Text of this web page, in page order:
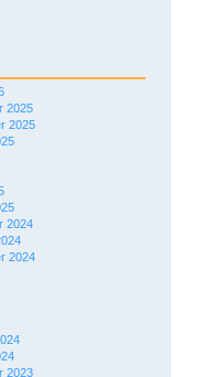
2025
2025
2024
2024
2023